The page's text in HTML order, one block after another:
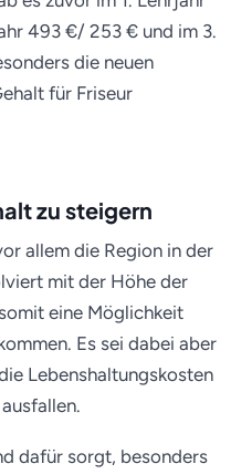
493 €/ 253 € und im 3.
die neuen
für Friseur
zu steigern
allem die Region in der
mit der Höhe der
eine Möglichkeit
Es sei dabei aber
Lebenshaltungskosten
dafür sorgt, besonders